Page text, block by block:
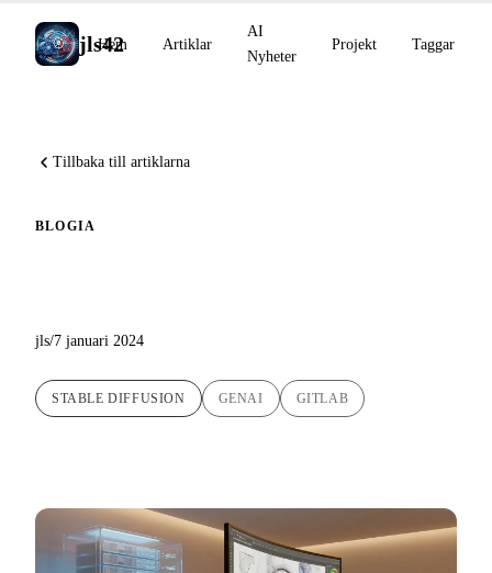
jls42
Hem Artiklar
AI
Nyheter
Projekt Taggar
Tillbaka till artiklarna
BLOGIA
jls/7 januari 2024
STABLE DIFFUSION GENAI GITLAB